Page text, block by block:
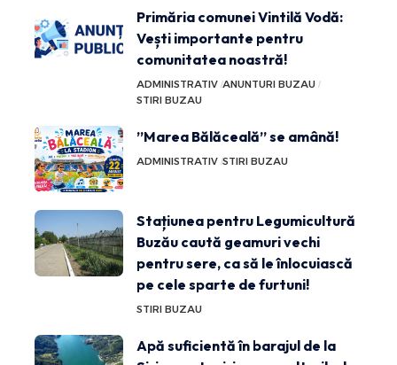
Primăria comunei Vintilă Vodă:
Vești importante pentru
comunitatea noastră!
ADMINISTRATIV ANUNTURI BUZAU
STIRI BUZAU
”Marea Bălăceală” se amână!
ADMINISTRATIV STIRI BUZAU
Stațiunea pentru Legumicultură
Buzău caută geamuri vechi
pentru sere, ca să le înlocuiască
pe cele sparte de furtuni!
STIRI BUZAU
Apă suficientă în barajul de la